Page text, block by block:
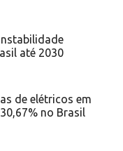
até 2030
de elétricos em
no Brasil